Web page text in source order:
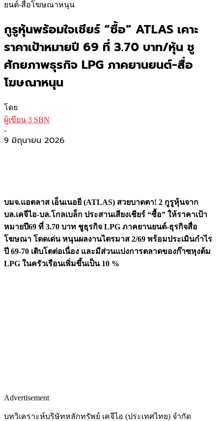
ยนต์-สื่อโฆษณาหนุน
กูรูหุ้นพร้อมใจเชียร์ “ซื้อ” ATLAS เคาะ
ราคาเป้าหมายปี 69 ที่ 3.70 บาท/หุ้น ชู
ศักยภาพธุรกิจ LPG ภาคยานยนต์-สื่อ
โฆษณาหนุน
โดย
ผู้เขียน 3 SBN
-
9 มิถุนายน 2026
บมจ.แอตลาส เอ็นเนอยี (ATLAS) สวยบาดตา! 2 กูรูหุ้นจาก
บล.เคจีไอ-บล.โกลเบล็ก ประสานเสียงเชียร์ “ซื้อ” ให้ราคาเป้า
หมายปี69 ที่ 3.70 บาท ชูธุรกิจ LPG ภาคยานยนต์-ธุรกิจสื่อ
โฆษณา โดดเด่น หนุนผลงานไตรมาส 2/69 พร้อมประเมินกำไร
ปี 69-70 เติบโตต่อเนื่อง และมีส่วนแบ่งการตลาดของก๊าซหุงต้ม
LPG ในครัวเรือนเพิ่มขึ้นเป็น 10 %
Advertisement
บทวิเคราะห์บริษัทหลักทรัพย์ เคจีไอ (ประเทศไทย) จำกัด